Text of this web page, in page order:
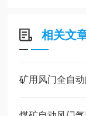
相关文
矿用风门全自